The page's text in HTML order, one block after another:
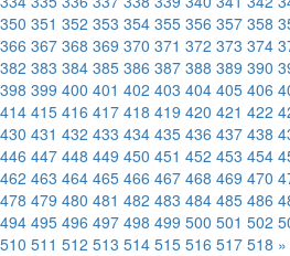
350 351 352 353 354 355 356 357 358
366 367 368 369 370 371 372 373 374
382 383 384 385 386 387 388 389 390
398 399 400 401 402 403 404 405 406
414 415 416 417 418 419 420 421 422
430 431 432 433 434 435 436 437 438
446 447 448 449 450 451 452 453 454
462 463 464 465 466 467 468 469 470
478 479 480 481 482 483 484 485 486
494 495 496 497 498 499 500 501 502
510 511 512 513 514 515 516 517 518 »